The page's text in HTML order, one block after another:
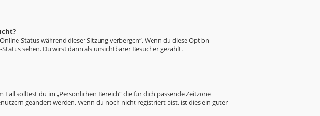
Status während dieser Sitzung verbergen“. Wenn du diese Option
sehen. Du wirst dann als unsichtbarer Besucher gezählt.
solltest du im „Persönlichen Bereich“ die für dich passende Zeitzone
geändert werden. Wenn du noch nicht registriert bist, ist dies ein guter